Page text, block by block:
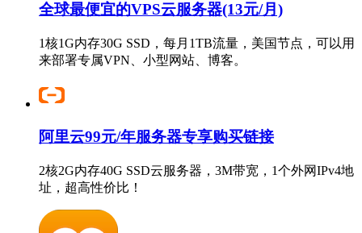
全球最便宜的VPS云服务器(13元/月)
1核1G内存30G SSD，每月1TB流量，美国节点，可以用
来部署专属VPN、小型网站、博客。
阿里云99元/年服务器专享购买链接
2核2G内存40G SSD云服务器，3M带宽，1个外网IPv4地
址，超高性价比！